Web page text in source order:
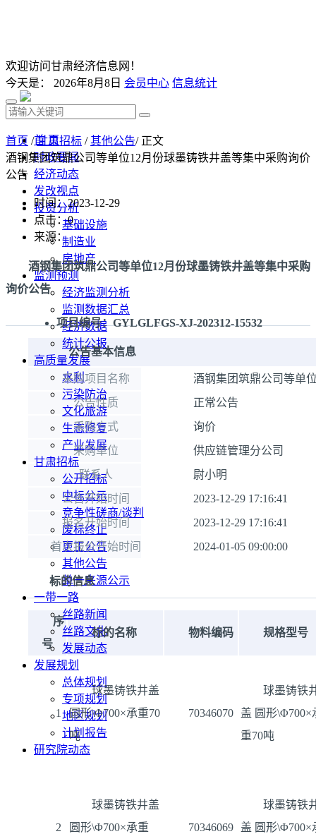
欢迎访问甘肃经济信息网！
今天是： 2026年8月8日 会员中心 信息统计
首 页
时政要闻
经济动态
发改视点
投资分析
基础设施
制造业
房地产
监测预测
经济监测分析
监测数据汇总
经济数据
统计公报
高质量发展
水利
污染防治
文化旅游
生态修复
产业发展
甘肃招标
公开招标
中标公示
竞争性磋商/谈判
废标终止
更正公告
其他公告
单一来源公示
一带一路
丝路新闻
丝路文化
发展动态
发展规划
总体规划
专项规划
地区规划
计划报告
研究院动态
首页 /甘肃招标 /其他公告/ 正文
酒钢集团筑鼎公司等单位12月份球墨铸铁井盖等集中采购询价
公告
时间：2023-12-29
点击：0
来源：
酒钢集团筑鼎公司等单位12月份球墨铸铁井盖等集中采购
询价公告
项目编号：GYLGLFGS-XJ-202312-15532
公告基本信息
采购项目名称
酒钢集团筑鼎公司等单
公告性质
正常公告
采购方式
询价
采购单位
供应链管理分公司
联系人
尉小明
公告开始时间
2023-12-29 17:16:41
报名开始时间
2023-12-29 17:16:41
首次报价开始时间
2024-01-05 09:00:00
标的信息
序
号
标的名称 物料编码 规格型号
1
球墨铸铁井盖
圆形\Φ700×承重70
吨
70346070
球墨铸铁
盖 圆形\Φ700×
重70吨
2
球墨铸铁井盖
圆形\Φ700×承重
70346069
球墨铸铁
盖 圆形\Φ700×